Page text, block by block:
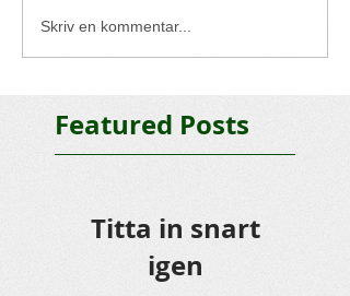
Featured Posts
Skriv en kommentar...
Titta in snart
igen